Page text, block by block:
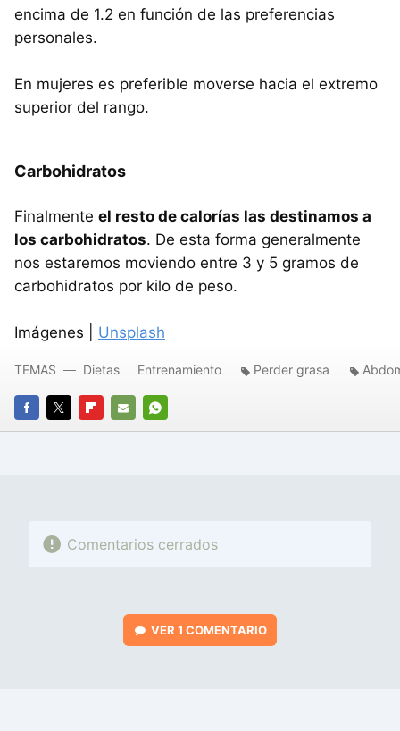
encima de 1.2 en función de las preferencias
personales.
En mujeres es preferible moverse hacia el extremo
superior del rango.
Carbohidratos
Finalmente el resto de calorías las destinamos a
los carbohidratos. De esta forma generalmente
nos estaremos moviendo entre 3 y 5 gramos de
carbohidratos por kilo de peso.
Imágenes | Unsplash
FACEBOOK
TWITTERFLIPBOARD
E-
WHATSAPP
TEMAS Dietas Entrenamiento Perder grasa
Comentarios cerrados
VER 1 COMENTARIO